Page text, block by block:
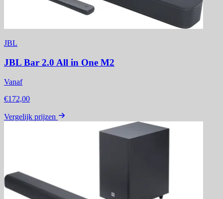
JBL
JBL Bar 2.0 All in One M2
Vanaf
€172,00
Vergelijk prijzen